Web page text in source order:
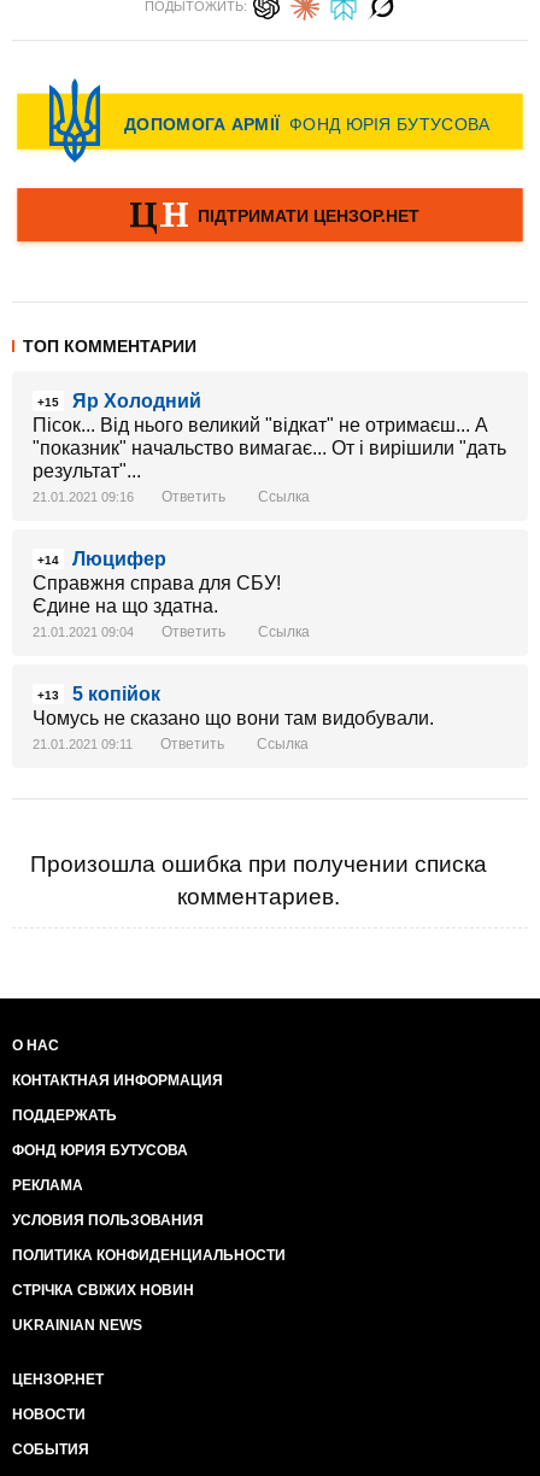
ПОДЫТОЖИТЬ:
ТОП КОММЕНТАРИИ
+15
Яр Холодний
Пісок... Від нього великий "відкат" не отримаєш... А
"показник" начальство вимагає... От і вирішили "дать
результат"...
21.01.2021 09:16 Ответить Ссылка
+14
Люцифер
Справжня справа для СБУ!
Єдине на що здатна.
21.01.2021 09:04 Ответить Ссылка
+13
5 копійок
Чомусь не сказано що вони там видобували.
21.01.2021 09:11 Ответить Ссылка
Произошла ошибка при получении списка
комментариев.
О НАС
КОНТАКТНАЯ ИНФОРМАЦИЯ
ПОДДЕРЖАТЬ
ФОНД ЮРИЯ БУТУСОВА
РЕКЛАМА
УСЛОВИЯ ПОЛЬЗОВАНИЯ
ПОЛИТИКА КОНФИДЕНЦИАЛЬНОСТИ
СТРІЧКА СВІЖИХ НОВИН
UKRAINIAN NEWS
ЦЕНЗОР.НЕТ
НОВОСТИ
СОБЫТИЯ